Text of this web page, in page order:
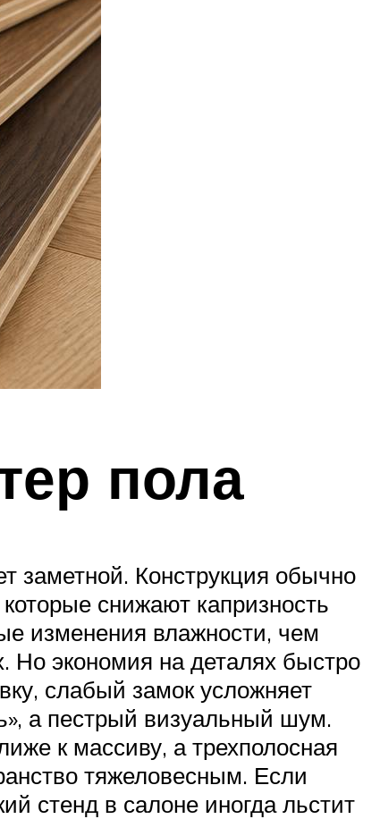
пола
заметной. Конструкция обычно
снижают капризность
изменения влажности, чем
Но экономия на деталях быстро
слабый замок усложняет
а пестрый визуальный шум.
к массиву, а трехполосная
тяжеловесным. Если
стенд в салоне иногда льстит